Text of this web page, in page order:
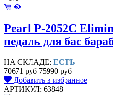
Pearl P-2052C
педаль для бас
НА СКЛАДЕ: ЕСТЬ
70671 руб 75990 руб
Добавить в избранное
АРТИКУЛ: 63848